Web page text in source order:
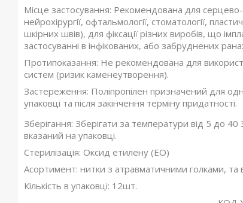
Місце застосування: Рекомендована для
нейрохірургії, офтальмології, стоматології,
шкірних швів), для фіксації різних виробів, що
застосуванні в інфікованих, або забруднених
Протипоказання: Не рекомендована для
систем (ризик каменеутворення).
Застереження: Поліпропілен призначений для
упаковці та після закінчення терміну придатності.
Зберігання: Зберігати за температури від 5 до 40
вказаний на упаковці.
Стерилізація: Оксид етилену (ЕО)
Асортимент: нитки з атравматичними голками, та
Кількість в упаковці: 12шт.